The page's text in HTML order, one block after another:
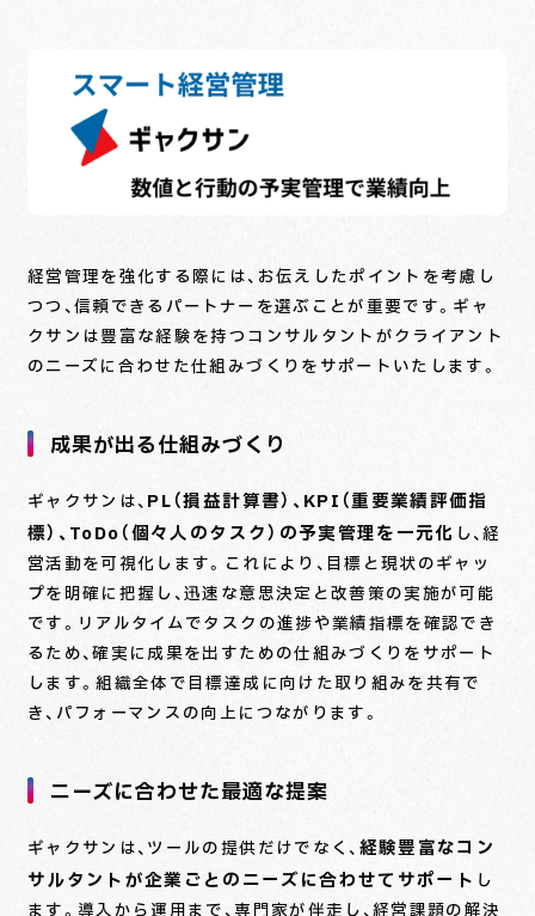
経営管理を強化する際には、お伝えしたポイントを考慮し
つつ、信頼できるパートナーを選ぶことが重要です。ギャ
クサンは豊富な経験を持つコンサルタントがクライアント
のニーズに合わせた仕組みづくりをサポートいたします。
成果が出る仕組みづくり
ギャクサンは、 PL（損益計算書）、KPI（重要業績評価指
標）、ToDo（個々人のタスク）の予実管理を一元化 し、経
営活動を可視化します。これにより、目標と現状のギャッ
プを明確に把握し、迅速な意思決定と改善策の実施が可能
です。リアルタイムでタスクの進捗や業績指標を確認でき
るため、確実に成果を出すための仕組みづくりをサポート
します。組織全体で目標達成に向けた取り組みを共有で
き、パフォーマンスの向上につながります。
ニーズに合わせた最適な提案
ギャクサンは、ツールの提供だけでなく、 経験豊富なコン
サルタントが企業ごとのニーズに合わせてサポート し